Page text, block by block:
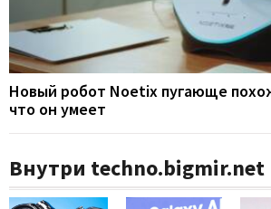
Новый робот Noetix пугающе
что он умеет
Внутри techno.bigmir.net